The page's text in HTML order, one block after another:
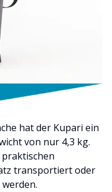
hat der Kupari ein
von nur 4,3 kg.
transportiert oder